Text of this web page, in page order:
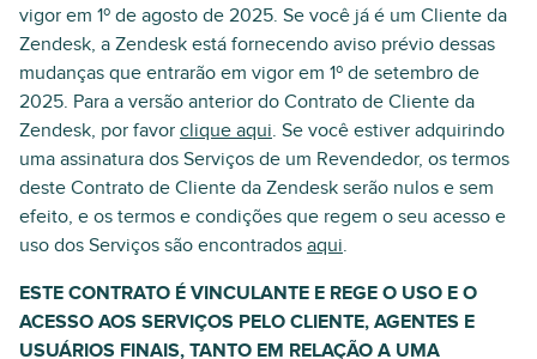
vigor em 1º de agosto de 2025. Se você já é um Cliente da
Zendesk, a Zendesk está fornecendo aviso prévio dessas
mudanças que entrarão em vigor em 1º de setembro de
2025. Para a versão anterior do Contrato de Cliente da
Zendesk, por favor clique aqui. Se você estiver adquirindo
uma assinatura dos Serviços de um Revendedor, os termos
deste Contrato de Cliente da Zendesk serão nulos e sem
efeito, e os termos e condições que regem o seu acesso e
uso dos Serviços são encontrados aqui.
ESTE CONTRATO É VINCULANTE E REGE O USO E O
ACESSO AOS SERVIÇOS PELO CLIENTE, AGENTES E
USUÁRIOS FINAIS, TANTO EM RELAÇÃO A UMA